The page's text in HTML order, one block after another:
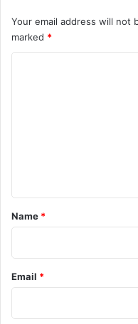
Your email address will not
marked *
*
Name *
Email *